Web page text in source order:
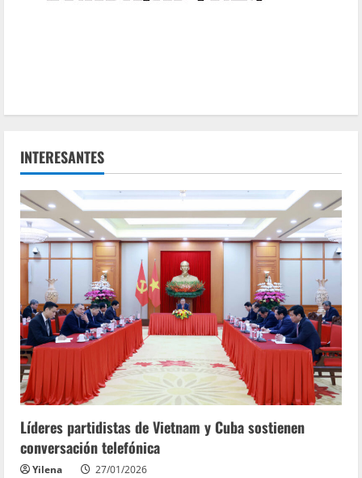
INTERESANTES
Líderes partidistas de Vietnam y Cuba sostienen
conversación telefónica
Yilena 27/01/2026